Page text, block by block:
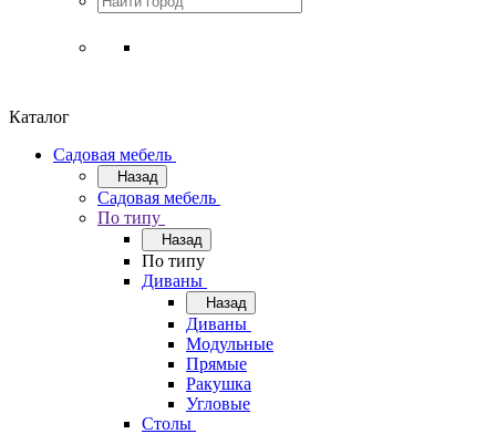
Каталог
Садовая мебель
Назад
Садовая мебель
По типу
Назад
По типу
Диваны
Назад
Диваны
Модульные
Прямые
Ракушка
Угловые
Столы